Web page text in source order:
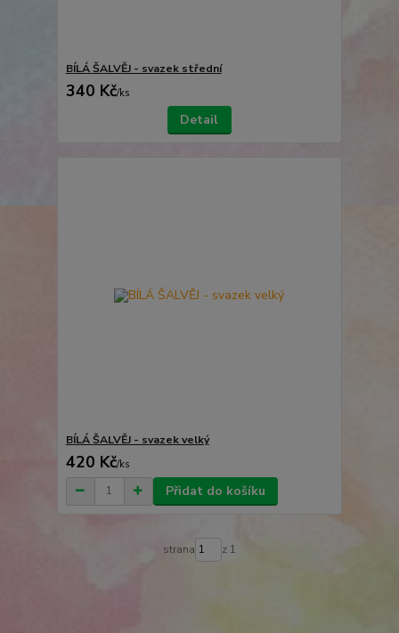
BÍLÁ ŠALVĚJ - svazek střední
340 Kč/ks
Detail
BÍLÁ ŠALVĚJ - svazek velký
420 Kč/ks
Přidat do košíku
strana z 1